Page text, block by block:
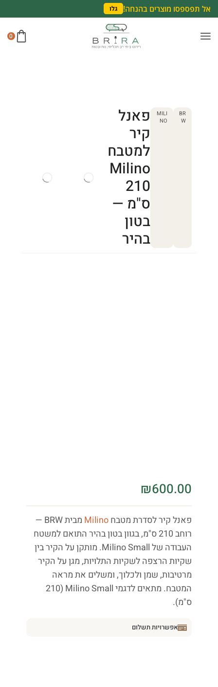
אל תפספסו מוצרים בהנחה! גלו
0
BR
W
MILI
NO
פאנל
קיר
למטבח
Milino
210
ס"מ —
בטון
בהיר
₪600.00
פאנל קיר לסדרת מטבחMilino
מבית BRW —
רוחב 210 ס"מ, בגוון בטון בהיר התואם למשטח
העבודה של Milino Small. מותקן על הקיר בין
שקיות הרצפה לשקיות התלויות, מגן על הקיר
מרטיבות, שמן ולכלוך, ומשלים את מראה
המטבח. מתאים לדגמי Milino Small (210
ס"מ).
אפשרויות תשלום